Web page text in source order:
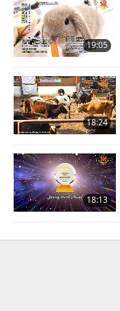
19:05
18:24
18:13